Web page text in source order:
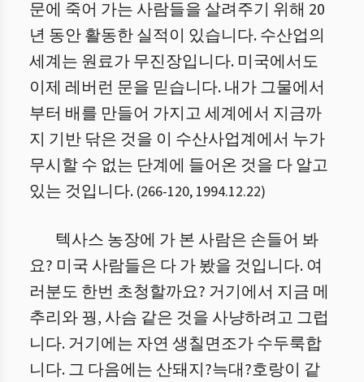
문에 죽어 가는 사람들을 살려주기 위해 20
년 동안 활동한 실적이 있습니다. 수산업의
세계는 원료가 무진장입니다. 미국에서도
이제 레버런 문을 믿습니다. 내가 그물에서
부터 배를 만들어 가지고 세계에서 지금까
지 기반 닦은 것을 이 수산사업계에서 누가
무시할 수 없는 단계에 들어온 것을 다 알고
있는 것입니다. (266-120, 1994.12.22)
텍사스 농장에 가 본 사람은 손들어 봐
요? 미국 사람들은 다 가 봤을 것입니다. 여
러분도 한번 초청할까요? 거기에서 지금 메
추리와 꿩, 사슴 같은 것을 사냥하려고 그럽
니다. 거기에는 자연 생칠면조가 수두룩합
니다. 그 다음에는 산돼지?늑대?호랑이 같